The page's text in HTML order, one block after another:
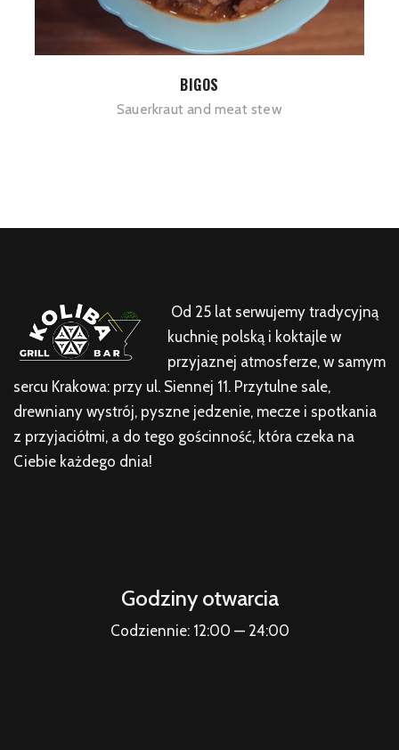
BIGOS
Sauerkraut and meat stew
Od 25 lat serwujemy tradycyjną
kuchnię polską i koktajle w
przyjaznej atmosferze, w samym
sercu Krakowa: przy ul. Siennej 11. Przytulne sale,
drewniany wystrój, pyszne jedzenie, mecze i spotkania
z przyjaciółmi, a do tego gościnność, która czeka na
Ciebie każdego dnia!
Godziny otwarcia
Codziennie: 12:00 — 24:00